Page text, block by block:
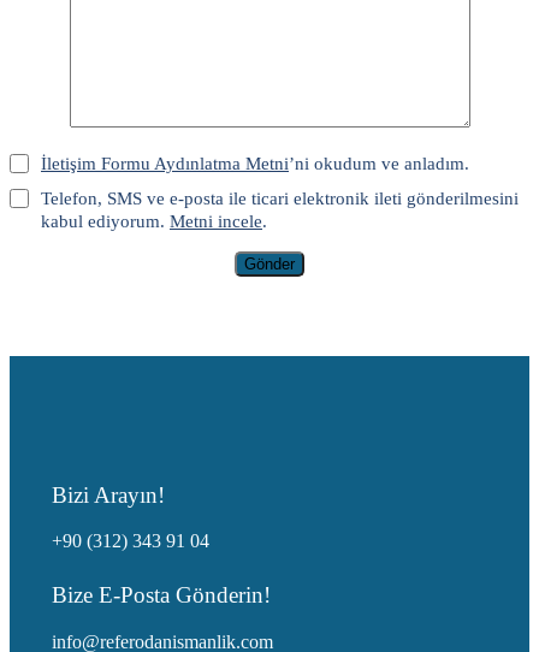
İletişim Formu Aydınlatma Metni’ni okudum ve anladım.
Telefon, SMS ve e-posta ile ticari elektronik ileti gönderilmesini
kabul ediyorum. Metni incele.
Gönder
Bizi Arayın!
+90 (312) 343 91 04
Bize E-Posta Gönderin!
info@referodanismanlik.com